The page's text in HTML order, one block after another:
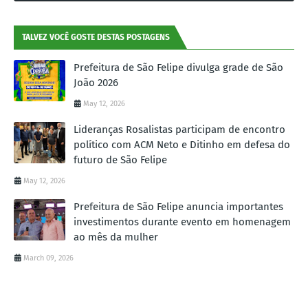
TALVEZ VOCÊ GOSTE DESTAS POSTAGENS
Prefeitura de São Felipe divulga grade de São
João 2026
May 12, 2026
Lideranças Rosalistas participam de encontro
político com ACM Neto e Ditinho em defesa do
futuro de São Felipe
May 12, 2026
Prefeitura de São Felipe anuncia importantes
investimentos durante evento em homenagem
ao mês da mulher
March 09, 2026